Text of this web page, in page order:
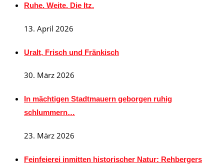
Ruhe. Weite. Die Itz.
13. April 2026
Uralt, Frisch und Fränkisch
30. März 2026
In mächtigen Stadtmauern geborgen ruhig
schlummern…
23. März 2026
Feinfeierei inmitten historischer Natur: Rehbergers